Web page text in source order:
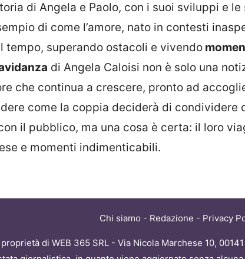
di Angela e Paolo, con i suoi sviluppi e le
di come l’amore, nato in contesti
tempo, superando ostacoli e vivendo
di Angela Caloisi non è solo una
che continua a crescere, pronto ad
come la coppia deciderà di condividere
il pubblico, ma una cosa è certa: il loro
e momenti indimenticabili.
Chi siamo - Redazione - Privacy
di WEB 365 SRL - Via Nicola Marchese 10,